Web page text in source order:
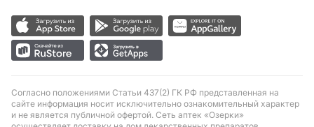
Согласно положениями Статьи 437(2) ГК РФ представленная на
сайте информация носит исключительно ознакомительный характер
и не является публичной офертой. Сеть аптек «Озерки»